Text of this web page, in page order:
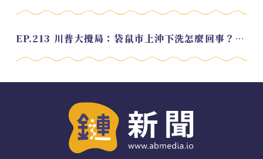
EP.213 川普大攪局：袋鼠市上沖下洗怎麼回事？feat. Alvin